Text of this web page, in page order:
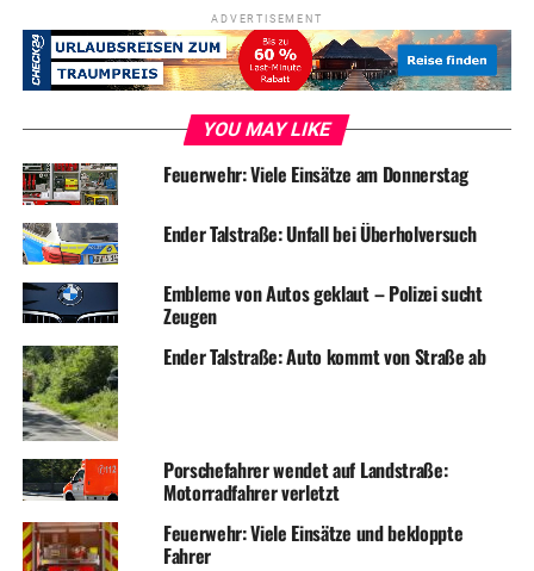
ADVERTISEMENT
YOU MAY LIKE
Feuerwehr: Viele Einsätze am Donnerstag
Ender Talstraße: Unfall bei Überholversuch
Embleme von Autos geklaut – Polizei sucht
Zeugen
Ender Talstraße: Auto kommt von Straße ab
Porschefahrer wendet auf Landstraße:
Motorradfahrer verletzt
Feuerwehr: Viele Einsätze und bekloppte
Fahrer